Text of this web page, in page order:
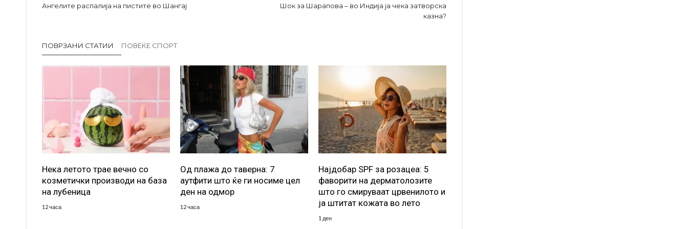
Ангелите распалија на пистите во Шангај
Шок за Шарапова – во Индија ја чека затворска
казна?
ПОВРЗАНИ СТАТИИ ПОВЕЌЕ СПОРТ
Нека летото трае вечно со
козметички производи на база
на лубеница
12 часа
Од плажа до таверна: 7
аутфити што ќе ги носиме цел
ден на одмор
12 часа
Најдобар SPF за розацеа: 5
фаворити на дерматолозите
што го смируваат црвенилото и
ја штитат кожата во лето
1 ден